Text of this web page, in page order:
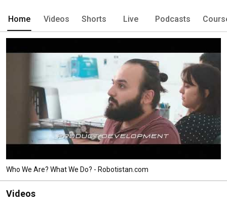
Home Videos Shorts Live Podcasts
Who We Are? What We Do? - Robotistan.com
Videos